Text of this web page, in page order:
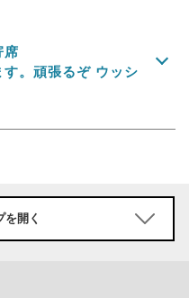
席
。頑張るぞ ウッシ
を開く